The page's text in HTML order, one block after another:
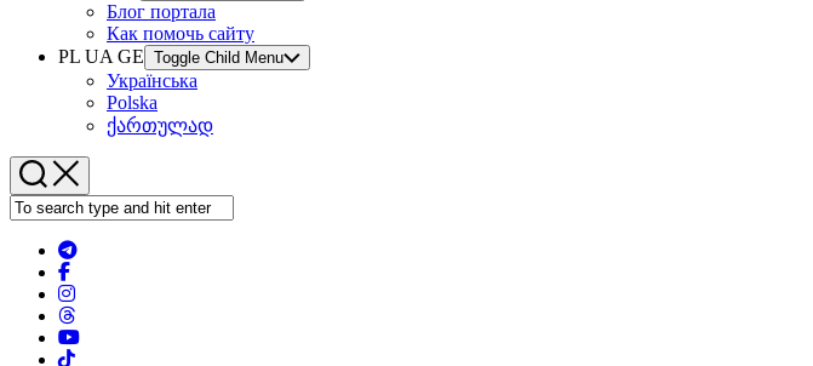
Блог портала
Как помочь сайту
PL UA GE Toggle Child Menu
Українська
Polska
ქართულად